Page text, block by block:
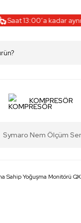
Saat 13:00’a kadar aynı
KOMPRESÖR
Symaro Nem Ölçüm